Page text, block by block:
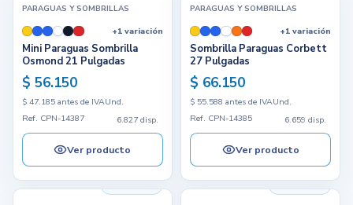
PARAGUAS Y SOMBRILLAS
+1 variación
Mini Paraguas Sombrilla
Osmond 21 Pulgadas
$ 56.150
$ 47.185 antes de IVAUnd.
Ref. CPN-14387
6.827 disp.
Ver producto
PARAGUAS Y SOMBRILLAS
+1 variación
Sombrilla Paraguas Corbett
27 Pulgadas
$ 66.150
$ 55.588 antes de IVAUnd.
Ref. CPN-14385
6.659 disp.
Ver producto